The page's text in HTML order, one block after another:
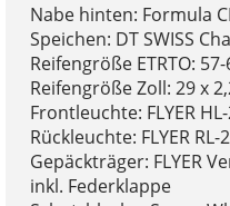
Nabe hinten: Formula
Speichen: DT SWISS
Reifengröße ETRTO:
Reifengröße Zoll: 29 x
Frontleuchte: FLYER
Rückleuchte: FLYER RL-2
Gepäckträger: FLYER
inkl. Federklappe